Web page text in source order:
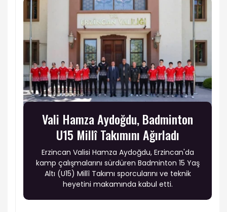
Vali Hamza Aydoğdu, Badminton
U15 Millî Takımını Ağırladı
Erzincan Valisi Hamza Aydoğdu, Erzincan'da
kamp çalışmalarını sürdüren Badminton 15 Yaş
Altı (U15) Millî Takımı sporcularını ve teknik
heyetini makamında kabul etti.